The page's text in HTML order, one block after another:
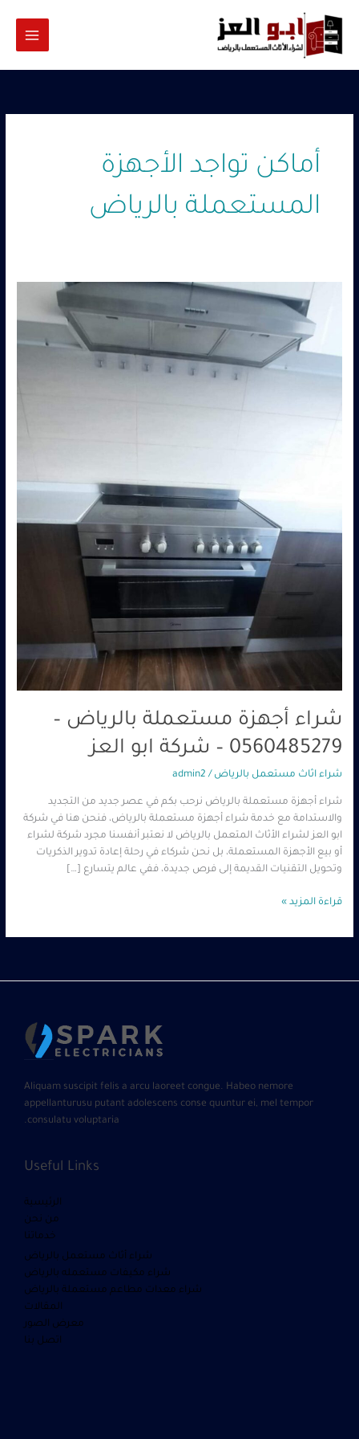
المحتوى
أماكن تواجد الأجهزة
المستعملة بالرياض
شراء أجهزة مستعملة بالرياض –
0560485279 – شركة ابو العز
شراء اثاث مستعمل بالرياض /
admin2
شراء أجهزة مستعملة بالرياض نرحب بكم في عصر جديد من التجديد
والاستدامة مع خدمة شراء أجهزة مستعملة بالرياض، فنحن هنا في شركة
ابو العز لشراء الأثاث المتعمل بالرياض لا نعتبر أنفسنا مجرد شركة لشراء
أو بيع الأجهزة المستعملة، بل نحن شركاء في رحلة إعادة تدوير الذكريات
وتحويل التقنيات القديمة إلى فرص جديدة، ففي عالم يتسارع […]
مستعملة
بالرياض
–
ابو
قراءة المزيد »
Aliquam suscipit felis a arcu laoreet congue. Habeo nemore
appellanturusu putant adolescens conse quuntur ei, mel tempor
consulatu voluptaria.
Useful Links
الرئيسية
من نحن
خدماتنا
شراء أثاث مستعمل بالرياض
شراء مكيفات مستعمله بالرياض
شراء معدات مطاعم مستعملة بالرياض
المقالات
معرض الصور
اتصل بنا